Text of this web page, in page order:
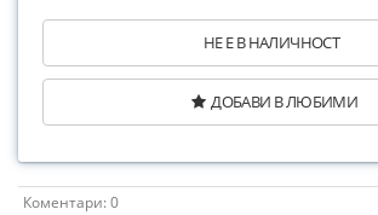
НЕ Е В НАЛИЧНОСТ
ДОБАВИ В ЛЮБИМИ
Коментари: 0